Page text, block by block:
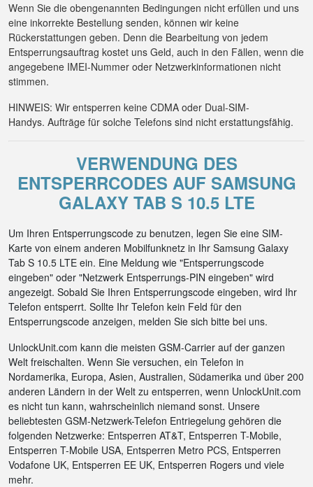
Wenn Sie die obengenannten Bedingungen nicht erfüllen und uns
eine inkorrekte Bestellung senden, können wir keine
Rückerstattungen geben. Denn die Bearbeitung von jedem
Entsperrungsauftrag kostet uns Geld, auch in den Fällen, wenn die
angegebene IMEI-Nummer oder Netzwerkinformationen nicht
stimmen.
HINWEIS: Wir entsperren keine CDMA oder Dual-SIM-
Handys. Aufträge für solche Telefons sind nicht erstattungsfähig.
VERWENDUNG DES
ENTSPERRCODES AUF SAMSUNG
GALAXY TAB S 10.5 LTE
Um Ihren Entsperrungscode zu benutzen, legen Sie eine SIM-
Karte von einem anderen Mobilfunknetz in Ihr Samsung Galaxy
Tab S 10.5 LTE ein. Eine Meldung wie "Entsperrungscode
eingeben" oder "Netzwerk Entsperrungs-PIN eingeben" wird
angezeigt. Sobald Sie Ihren Entsperrungscode eingeben, wird Ihr
Telefon entsperrt. Sollte Ihr Telefon kein Feld für den
Entsperrungscode anzeigen, melden Sie sich bitte bei uns.
UnlockUnit.com kann die meisten GSM-Carrier auf der ganzen
Welt freischalten. Wenn Sie versuchen, ein Telefon in
Nordamerika, Europa, Asien, Australien, Südamerika und über 200
anderen Ländern in der Welt zu entsperren, wenn UnlockUnit.com
es nicht tun kann, wahrscheinlich niemand sonst. Unsere
beliebtesten GSM-Netzwerk-Telefon Entriegelung gehören die
folgenden Netzwerke: Entsperren AT&T, Entsperren T-Mobile,
Entsperren T-Mobile USA, Entsperren Metro PCS, Entsperren
Vodafone UK, Entsperren EE UK, Entsperren Rogers und viele
mehr.